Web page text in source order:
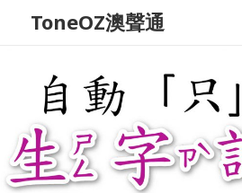
ToneOZ澳聲通